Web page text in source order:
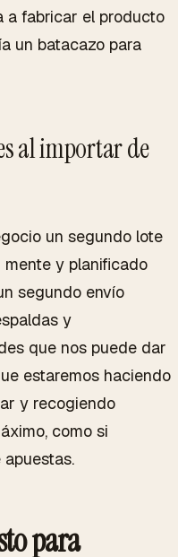
a fabricar el producto
un batacazo para
al importar de
un segundo lote
y planificado
segundo envío
y
que nos puede dar
estaremos haciendo
y recogiendo
como si
para